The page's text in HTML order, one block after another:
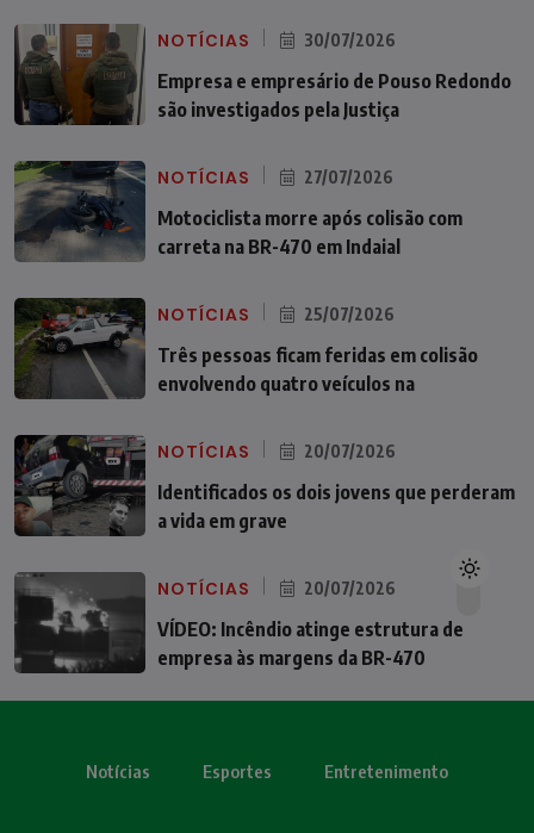
NOTÍCIAS 30/07/2026
Empresa e empresário de Pouso Redondo
são investigados pela Justiça
NOTÍCIAS 27/07/2026
Motociclista morre após colisão com
carreta na BR-470 em Indaial
NOTÍCIAS 25/07/2026
Três pessoas ficam feridas em colisão
envolvendo quatro veículos na
NOTÍCIAS 20/07/2026
Identificados os dois jovens que perderam
a vida em grave
NOTÍCIAS 20/07/2026
VÍDEO: Incêndio atinge estrutura de
empresa às margens da BR-470
Notícias Esportes Entretenimento